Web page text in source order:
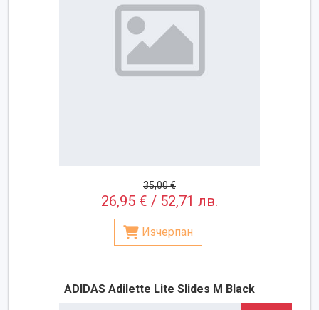
35,00 €
26,95 € / 52,71 лв.
Изчерпан
ADIDAS Adilette Lite Slides M Black